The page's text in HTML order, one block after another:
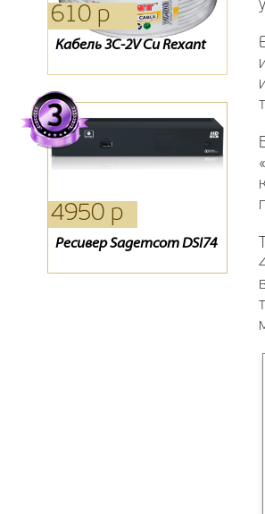
610 р
Кабель 3С-2V Cu Rexant
170 р
Пульт dre 5000 ic
13750 р
Комплект Триколор Full
4950 р
Ресивер Sagemcom DSI74
4400 р
Обмен ресиверов
Ресивер EVO-07
1750 р
D-Сolor 1301HD